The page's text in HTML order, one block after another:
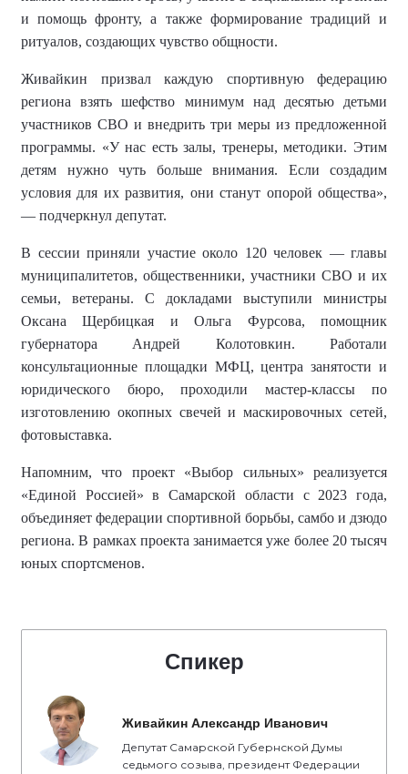
и помощь фронту, а также формирование традиций и
ритуалов, создающих чувство общности.
Живайкин призвал каждую спортивную федерацию
региона взять шефство минимум над десятью детьми
участников СВО и внедрить три меры из предложенной
программы. «У нас есть залы, тренеры, методики. Этим
детям нужно чуть больше внимания. Если создадим
условия для их развития, они станут опорой общества»,
— подчеркнул депутат.
В сессии приняли участие около 120 человек — главы
муниципалитетов, общественники, участники СВО и их
семьи, ветераны. С докладами выступили министры
Оксана Щербицкая и Ольга Фурсова, помощник
губернатора Андрей Колотовкин. Работали
консультационные площадки МФЦ, центра занятости и
юридического бюро, проходили мастер-классы по
изготовлению окопных свечей и маскировочных сетей,
фотовыставка.
Напомним, что проект «Выбор сильных» реализуется
«Единой Россией» в Самарской области с 2023 года,
объединяет федерации спортивной борьбы, самбо и дзюдо
региона. В рамках проекта занимается уже более 20 тысяч
юных спортсменов.
Спикер
Живайкин Александр Иванович
Депутат Самарской Губернской Думы
седьмого созыва, президент Федерации